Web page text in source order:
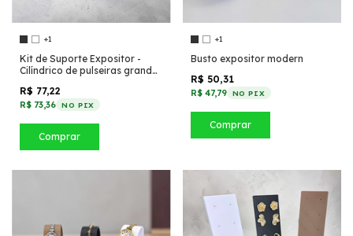
+1
Kit de Suporte Expositor -
Cilíndrico de pulseiras grande
R$ 77,22
R$ 73,36 NO PIX
Comprar
+1
Busto expositor modern
R$ 50,31
R$ 47,79 NO PIX
Comprar